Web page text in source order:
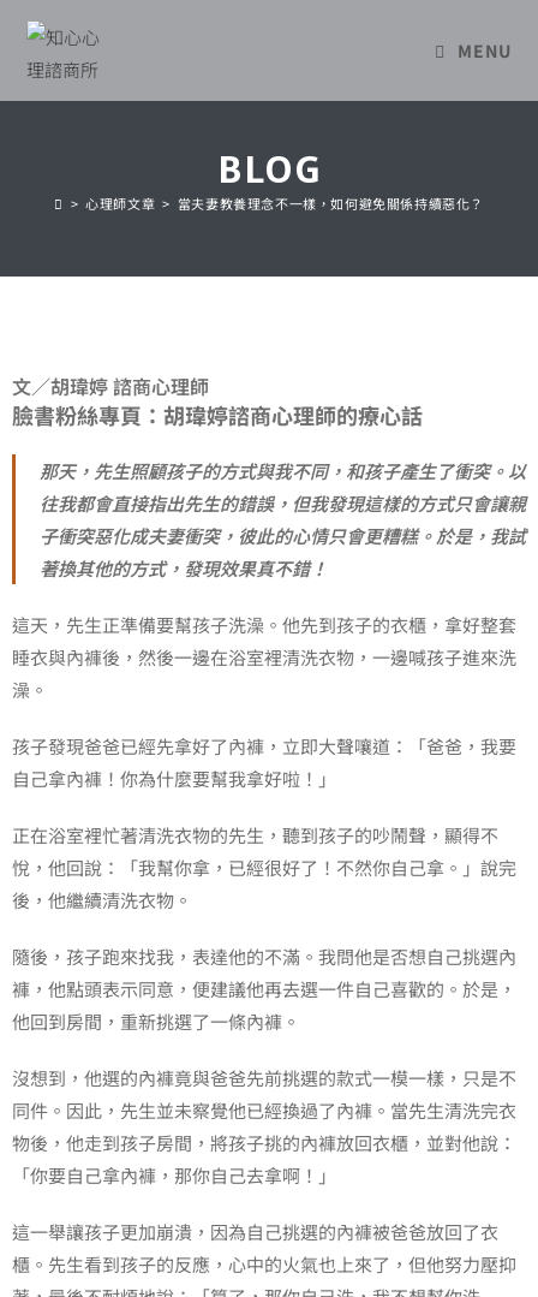
MENU
BLOG
> 心理師文章 > 當夫妻教養理念不一樣，如何避免關係持續惡化？
文／胡瑋婷 諮商心理師
臉書粉絲專頁： 胡瑋婷諮商心理師的療心話
那天，先生照顧孩子的方式與我不同，和孩子產生了衝突。以
往我都會直接指出先生的錯誤，但我發現這樣的方式只會讓親
子衝突惡化成夫妻衝突，彼此的心情只會更糟糕。於是，我試
著換其他的方式，發現效果真不錯！
這天，先生正準備要幫孩子洗澡。他先到孩子的衣櫃，拿好整套
睡衣與內褲後，然後一邊在浴室裡清洗衣物，一邊喊孩子進來洗
澡。
孩子發現爸爸已經先拿好了內褲，立即大聲嚷道：「爸爸，我要
自己拿內褲！你為什麼要幫我拿好啦！」
正在浴室裡忙著清洗衣物的先生，聽到孩子的吵鬧聲，顯得不
悅，他回說：「我幫你拿，已經很好了！不然你自己拿。」說完
後，他繼續清洗衣物。
隨後，孩子跑來找我，表達他的不滿。我問他是否想自己挑選內
褲，他點頭表示同意，便建議他再去選一件自己喜歡的。於是，
他回到房間，重新挑選了一條內褲。
沒想到，他選的內褲竟與爸爸先前挑選的款式一模一樣，只是不
同件。因此，先生並未察覺他已經換過了內褲。當先生清洗完衣
物後，他走到孩子房間，將孩子挑的內褲放回衣櫃，並對他說：
「你要自己拿內褲，那你自己去拿啊！」
這一舉讓孩子更加崩潰，因為自己挑選的內褲被爸爸放回了衣
櫃。先生看到孩子的反應，心中的火氣也上來了，但他努力壓抑